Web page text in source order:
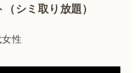
シミ取り放題）
性